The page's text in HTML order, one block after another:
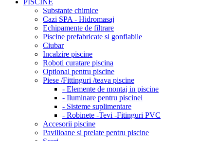
PISCINE
Substante chimice
Cazi SPA - Hidromasaj
Echipamente de filtrare
Piscine prefabricate si gonflabile
Ciubar
Incalzire piscine
Roboti curatare piscina
Optional pentru piscine
Piese /Fittinguri /teava piscine
- Elemente de montaj in piscine
- Iluminare pentru piscinei
- Sisteme suplimentare
- Robinete -Tevi -Fitinguri PVC
Accesorii piscine
Pavilioane si prelate pentru piscine